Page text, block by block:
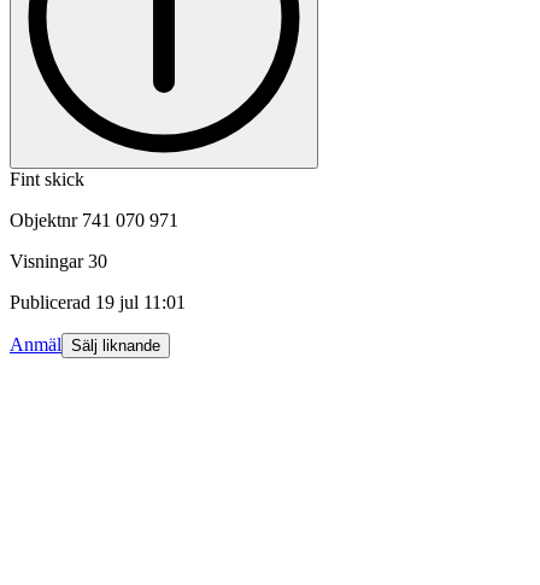
Fint skick
Objektnr 741 070 971
Visningar 30
Publicerad 19 jul 11:01
Anmäl Sälj liknande